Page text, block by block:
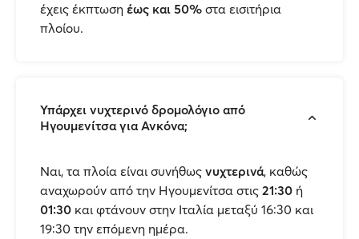
έχεις έκπτωση έως και 50% στα εισιτήρια
πλοίου.
Υπάρχει νυχτερινό δρομολόγιο από
Ηγουμενίτσα για Ανκόνα;
Ναι, τα πλοία είναι συνήθως νυχτερινά, καθώς
αναχωρούν από την Ηγουμενίτσα στις 21:30 ή
01:30 και φτάνουν στην Ιταλία μεταξύ 16:30 και
19:30 την επόμενη ημέρα.